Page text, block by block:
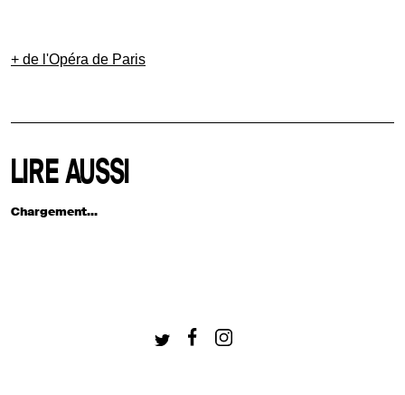
+ de l'Opéra de Paris
LIRE AUSSI
Chargement...